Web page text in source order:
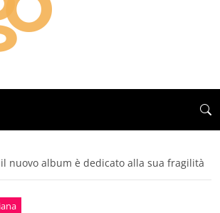
nuovo album è dedicato alla sua fragilità